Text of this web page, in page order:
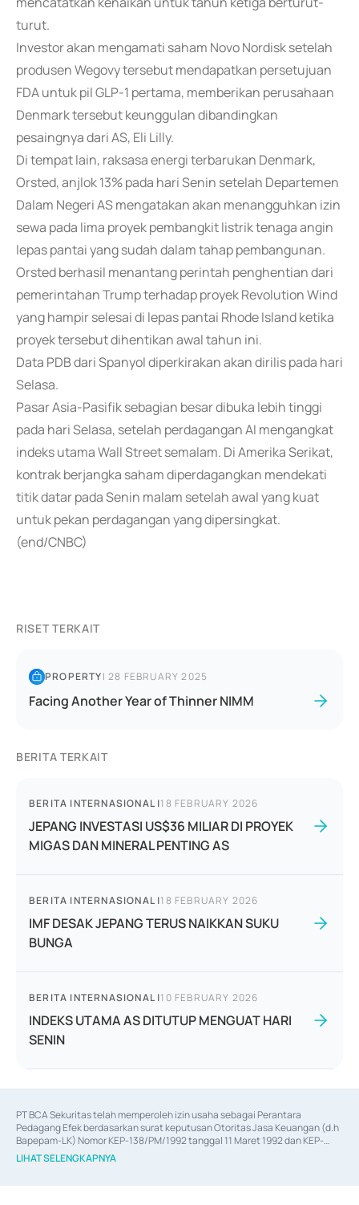
turut.
Investor akan mengamati saham Novo Nordisk setelah
produsen Wegovy tersebut mendapatkan persetujuan
FDA untuk pil GLP-1 pertama, memberikan perusahaan
Denmark tersebut keunggulan dibandingkan
pesaingnya dari AS, Eli Lilly.
Di tempat lain, raksasa energi terbarukan Denmark,
Orsted, anjlok 13% pada hari Senin setelah Departemen
Dalam Negeri AS mengatakan akan menangguhkan izin
sewa pada lima proyek pembangkit listrik tenaga angin
lepas pantai yang sudah dalam tahap pembangunan.
Orsted berhasil menantang perintah penghentian dari
pemerintahan Trump terhadap proyek Revolution Wind
yang hampir selesai di lepas pantai Rhode Island ketika
proyek tersebut dihentikan awal tahun ini.
Data PDB dari Spanyol diperkirakan akan dirilis pada hari
Selasa.
Pasar Asia-Pasifik sebagian besar dibuka lebih tinggi
pada hari Selasa, setelah perdagangan AI mengangkat
indeks utama Wall Street semalam. Di Amerika Serikat,
kontrak berjangka saham diperdagangkan mendekati
titik datar pada Senin malam setelah awal yang kuat
untuk pekan perdagangan yang dipersingkat.
(end/CNBC)
RISET TERKAIT
PROPERTY|28 FEBRUARY 2025
Facing Another Year of Thinner NIMM
BERITA TERKAIT
BERITA INTERNASIONAL |18 FEBRUARY 2026
JEPANG INVESTASI US$36 MILIAR DI PROYEK
MIGAS DAN MINERAL PENTING AS
BERITA INTERNASIONAL |18 FEBRUARY 2026
IMF DESAK JEPANG TERUS NAIKKAN SUKU
BUNGA
BERITA INTERNASIONAL |10 FEBRUARY 2026
INDEKS UTAMA AS DITUTUP MENGUAT HARI
SENIN
PT BCA Sekuritas telah memperoleh izin usaha sebagai Perantara
Pedagang Efek berdasarkan surat keputusan Otoritas Jasa Keuangan (d.h
Bapepam-LK) Nomor KEP-138/PM/1992 tanggal 11 Maret 1992 dan KEP-
06/D.04/2014 tanggal 28 Februari 2014, izin usaha sebagai Penjamin Emisi
Efek berdasarkan surat keputusan Otoritas Jasa Keuangan Nomor KEP-
LIHAT SELENGKAPNYA